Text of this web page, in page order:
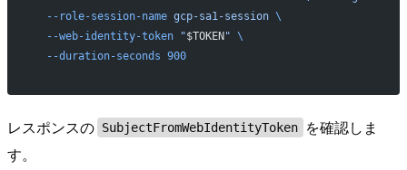
  --role-session-name
gcp-sa1-session \
  --web-identity-token
"$TOKEN " \
  --duration-seconds
900
レスポンスの SubjectFromWebIdentityToken
を確認しま
す。